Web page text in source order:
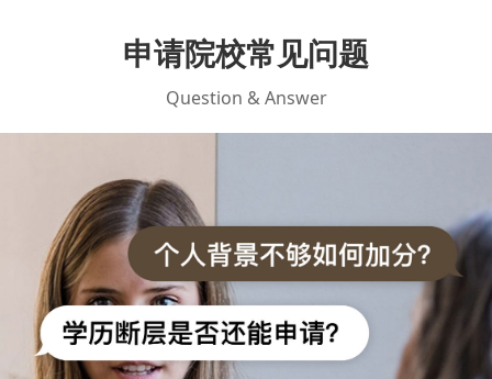
申请院校常见问题
Question & Answer